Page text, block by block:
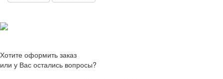
Хотите оформить заказ
или у Вас остались вопросы?